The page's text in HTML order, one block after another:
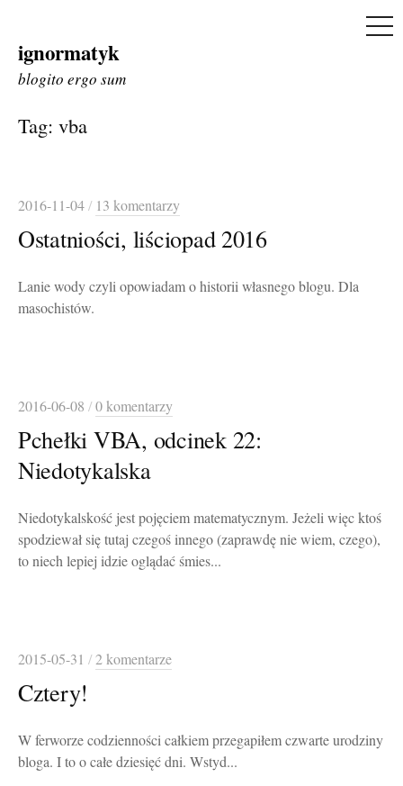
Skip
to
ignormatyk
blogito ergo sum
Tag: vba
2016-11-04/ 13 komentarzy
Ostatniości, liściopad 2016
Lanie wody czyli opowiadam o historii własnego blogu. Dla
masochistów.
2016-06-08 /0 komentarzy
Pchełki VBA, odcinek 22:
Niedotykalska
Niedotykalskość jest pojęciem matematycznym. Jeżeli więc ktoś
spodziewał się tutaj czegoś innego (zaprawdę nie wiem, czego),
to niech lepiej idzie oglądać śmies...
2015-05-31 /2 komentarze
Cztery!
W ferworze codzienności całkiem przegapiłem czwarte urodziny
bloga. I to o całe dziesięć dni. Wstyd...